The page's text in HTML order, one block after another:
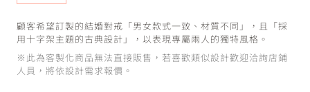
顧客希望訂製的結婚對戒「男女款式一致、材質不同」，且「採
用十字架主題的古典設計」，以表現專屬兩人的獨特風格。
※此為客製化商品無法直接販售，若喜歡類似設計歡迎洽詢店鋪
人員，將依設計需求報價。